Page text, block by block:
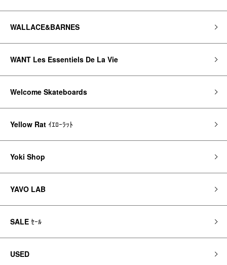
WALLACE&BARNES
WANT Les Essentiels De La Vie
Welcome Skateboards
Yellow Rat ｲｴﾛｰﾗｯﾄ
Yoki Shop
YAVO LAB
SALE ｾｰﾙ
USED